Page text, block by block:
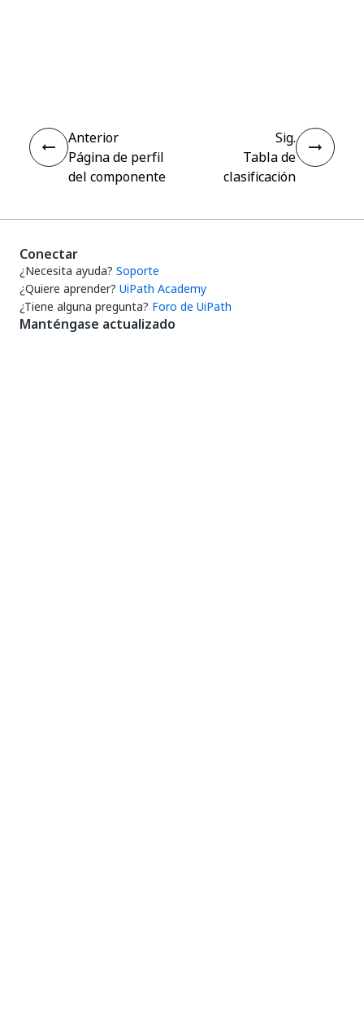
Anterior
Página de perfil
del componente
Sig.
Tabla de
clasificación
Conectar
¿Necesita ayuda? Soporte
¿Quiere aprender? UiPath Academy
¿Tiene alguna pregunta? Foro de UiPath
Manténgase actualizado